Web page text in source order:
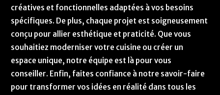
créatives et fonctionnelles adaptées à vos besoins
spécifiques. De plus, chaque projet est soigneusement
conçu pour allier esthétique et praticité. Que vous
souhaitiez moderniser votre cuisine ou créer un
espace unique, notre équipe est là pour vous
conseiller. Enfin, faites confiance à notre savoir-faire
pour transformer vos idées en réalité dans tous les